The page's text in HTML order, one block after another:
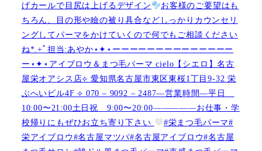
げカールで目尻は上げるデザイン
お客様のご要望はも
ちろん、目の形や瞼の被り具合などしっかりカウンセリ
ングしてパーマをかけていくので何でもご相談ください
ね︎︎︎*.+ﾟ担当:あやか⋆✦⋆ーーーーーーーーーーーーーー
ー⋆✦⋆アイブロウ＆まつ毛パーマ cielo【シエロ】名古
屋栄オアシス店︎︎⟡ 愛知県名古屋市東区東桜1丁目9-32 栄
ぶへいビル4F ︎︎⟡ 070 – 9092 – 2487—営業時間—平日
10:00〜21:00土日祝 9:00〜20:00—————お仕事・学
校帰りにもぜひお立ち寄り下さい
#栄まつ毛パーマ#
栄アイブロウ#名古屋マツパ#名古屋アイブロウ#名古屋